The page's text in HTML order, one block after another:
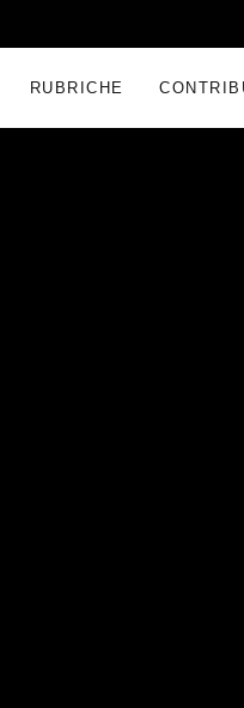
RUBRICHE